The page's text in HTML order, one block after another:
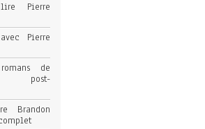
Pierre
Pierre
de
post-
Brandon